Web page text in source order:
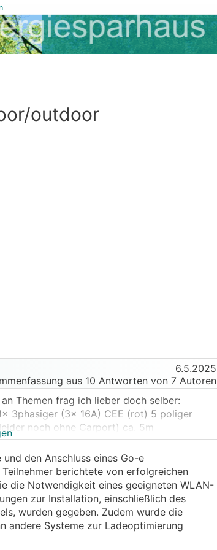
outdoor
6.5.2025
aus 10 Antworten von 7 Autoren
Themen frag ich lieber doch selber:
3phasiger (3x 16A) CEE (rot) 5 poliger
noch ohne Carport) ca. 5m
auf Typ 2 Kabel dran gehen. Kabel
wo ich dann den Kia mit dem
die Aussenwand.
würde aber trotzdem gerne die
auf willhaben sehr günstig.
zu benutzen!
den Anschluss eines Go-e
berichtete von erfolgreichen
die Notwendigkeit eines geeigneten WLAN-
zur Installation, einschließlich des
wurden gegeben. Zudem wurde die
andere Systeme zur Ladeoptimierung